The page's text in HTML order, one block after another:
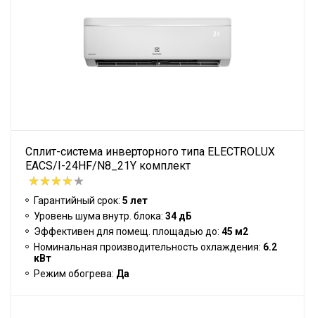
Сплит-система инверторного типа ELECTROLUX
EACS/I-24HF/N8_21Y комплект
Гарантийный срок: 5 лет
Уровень шума внутр. блока: 34 дБ
Эффективен для помещ. площадью до: 45 м2
Номинальная производительность охлаждения: 6.2
кВт
Режим обогрева: Да